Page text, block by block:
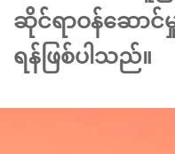
ဆိုင်ရာဝန်ဆောင်
ရန်ဖြစ်ပါသည်။